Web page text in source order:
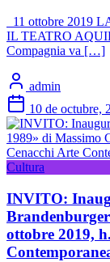
11 ottobre 2019
IL TEATRO
Compagnia va […]
admin
10 de octubre,
Cultura
INVITO:
ottobre 2019,